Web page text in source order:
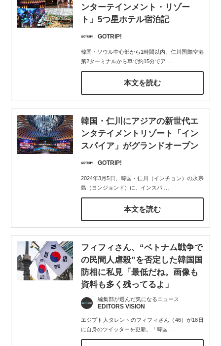
ンターテインメント・リゾー
ト」5つ星ホテル宿泊記
GOTRIP!
韓国・ソウル中心部から1時間以内、仁川国際空港
第2ターミナルから車で約15分でア
本文を読む
韓国・仁川にアジアの新世代エ
ンタテイメントリゾート「イン
スパイア」がグランドオープン
GOTRIP!
2024年3月5日、韓国・仁川（インチョン）の永宗
島（ヨンジョンド）に、インスパ…
本文を読む
フィフィさん、“ベトナム戦争で
の民間人虐殺”を否定した韓国国
防相に私見「最低だね。画像も
資料も多く残ってるよ」
編集部が選んだ気になるニュース
EDITORS VISION
エジプト人タレントのフィフィさん（46）が18日
に自身のツイッターを更新。「韓国